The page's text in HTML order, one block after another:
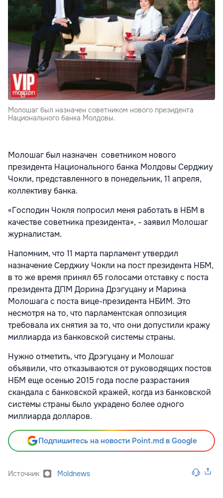
Молошаг был назначен советником нового президента
Национального банка Молдовы.
Молошаг был назначен советником нового
президента Национального банка Молдовы Серджиу
Чокли, представленного в понедельник, 11 апреля,
коллективу банка.
«Господин Чокля попросил меня работать в НБМ в
качестве советника президента», - заявил Молошаг
журналистам.
Напомним, что 11 марта парламент утвердил
назначение Серджиу Чокли на пост президента НБМ,
в то же время принял 65 голосами отставку с поста
президента ДПМ Дорина Дрэгуцану и Марина
Молошага с поста вице-президента НБИМ. Это
несмотря на то, что парламентская оппозиция
требовала их снятия за то, что они допустили кражу
миллиарда из банковской системы страны.
Нужно отметить, что Дрэгуцану и Молошаг
объявили, что отказываются от руководящих постов
НБМ еще осенью 2015 года после разрастания
скандала с банковской кражей, когда из банковской
системы страны было украдено более одного
миллиарда долларов.
Подпишитесь на новости Point.md в Google
Источник Moldnews